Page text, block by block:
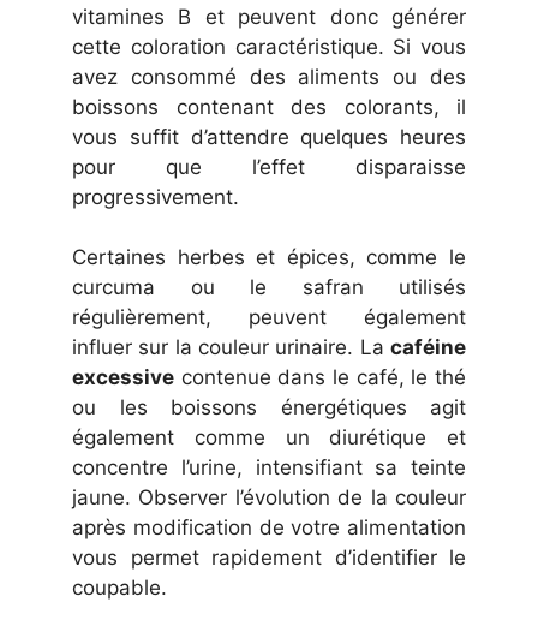
vitamines B et peuvent donc générer
cette coloration caractéristique. Si vous
avez consommé des aliments ou des
boissons contenant des colorants, il
vous suffit d’attendre quelques heures
pour que l’effet disparaisse
progressivement.
Certaines herbes et épices, comme le
curcuma ou le safran utilisés
régulièrement, peuvent également
influer sur la couleur urinaire. La caféine
excessive contenue dans le café, le thé
ou les boissons énergétiques agit
également comme un diurétique et
concentre l’urine, intensifiant sa teinte
jaune. Observer l’évolution de la couleur
après modification de votre alimentation
vous permet rapidement d’identifier le
coupable.